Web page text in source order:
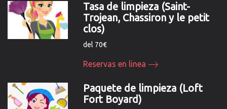
Tasa de limpieza (Saint-
Trojean, Chassiron y le petit
clos)
del 70€
Reservas en linea
Paquete de limpieza (Loft
Fort Boyard)